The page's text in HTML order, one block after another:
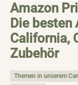
Amazon
Die besten
California,
Zubehör
Themen in unserem